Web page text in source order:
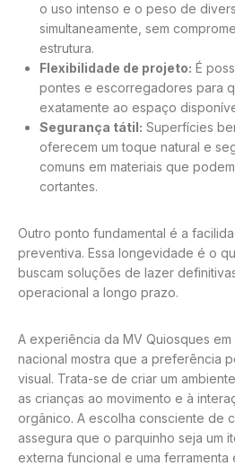
o uso intenso e o peso de
simultaneamente, sem
estrutura.
Flexibilidade de projeto: É
pontes e escorregadores para
exatamente ao espaço
Segurança tátil: Superfícies
oferecem um toque natural e
comuns em materiais que
cortantes.
Outro ponto fundamental é a
preventiva. Essa longevidade é o
buscam soluções de lazer
operacional a longo prazo.
A experiência da MV Quiosques
nacional mostra que a preferência
visual. Trata-se de criar um
as crianças ao movimento e à
orgânico. A escolha consciente de
assegura que o parquinho seja um
externa funcional e uma ferramenta